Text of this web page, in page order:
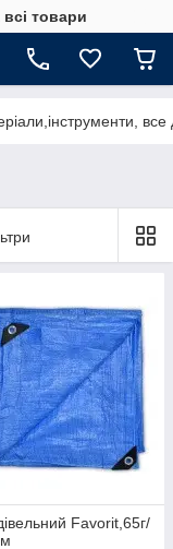
товари
Favorit,65г/